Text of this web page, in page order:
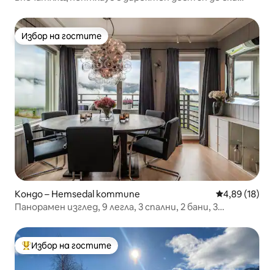
Избор на гостите
Избор на гостите
Кондо – Hemsedal kommune Средна
4,89 (18)
Панорамен изглед, 9 легла, 3 спални, 2 бани, 3
Най-популярен избор на гостите
Избор на гостите